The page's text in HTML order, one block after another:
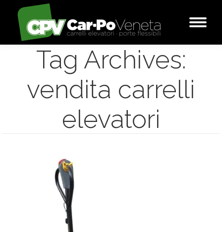
Tag Archives:
vendita carrelli
elevatori